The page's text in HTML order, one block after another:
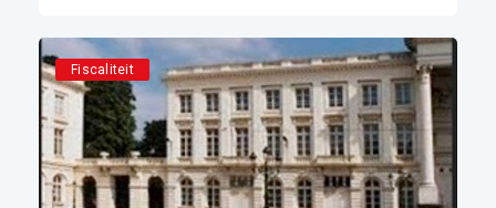
Fiscaliteit